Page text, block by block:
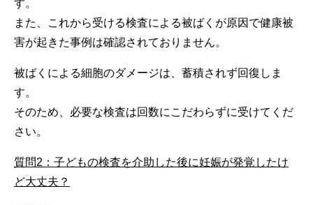
す。
また、これから受ける検査による被ばくが原因で健康被
害が起きた事例は確認されておりません。
被ばくによる細胞のダメージは、蓄積されず回復しま
す。
そのため、必要な検査は回数にこだわらずに受けてくだ
さい。
質問2：子どもの検査を介助した後に妊娠が発覚したけ
ど大丈夫？